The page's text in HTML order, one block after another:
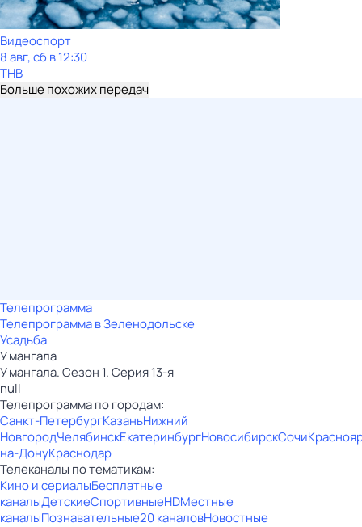
Видеоспорт
8 авг, сб в 12:30
ТНВ
Больше похожих передач
Телепрограмма
Телепрограмма в Зеленодольске
Усадьба
У мангала
У мангала. Сезон 1. Серия 13-я
null
Телепрограмма по городам:
Санкт-ПетербургКазаньНижний
НовгородЧелябинскЕкатеринбургНовосибирскСочи
на-ДонуКраснодар
Телеканалы по тематикам:
Кино и сериалыБесплатные
каналыДетскиеСпортивныеHDМестные
каналыПознавательные20 каналовНовостные